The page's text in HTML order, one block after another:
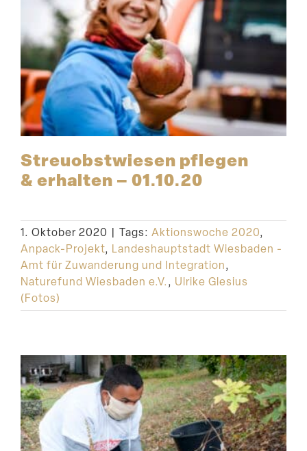
Streu­obst­wiesen pflegen
& erhalten – 01.10.20
1. Oktober 2020 | Tags: Aktionswoche 2020,
Anpack-Projekt, Landeshauptstadt Wiesbaden -
Amt für Zuwanderung und Integration,
Naturefund Wiesbaden e.V., Ulrike Glesius
(Fotos)